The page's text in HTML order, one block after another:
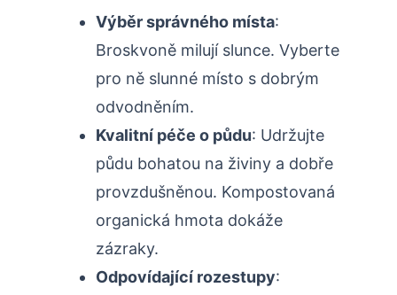
Výběr správného místa:
Broskvoně milují slunce. Vyberte
pro ně slunné místo s dobrým
odvodněním.
Kvalitní péče o půdu: Udržujte
půdu bohatou na živiny a dobře
provzdušněnou. Kompostovaná
organická hmota dokáže
zázraky.
Odpovídající ⁣rozestupy: